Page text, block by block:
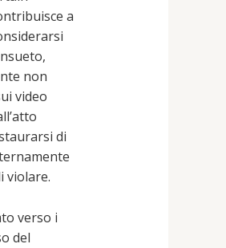
a
non
video
di
violare.
verso i
del